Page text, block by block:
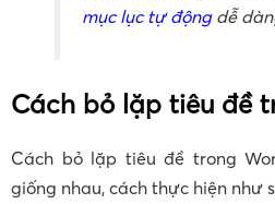
mục lục tự độngdễ
Cách bỏ lặp tiêu đề
Cách bỏ lặp tiêu đề trong
giống nhau, cách thực hiện như